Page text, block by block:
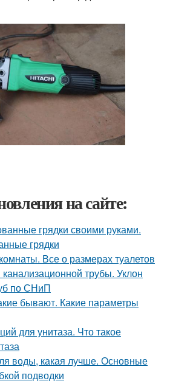
на сайте:
грядки своими руками.
грядки
Все о размерах туалетов
трубы. Уклон
по СНиП
бывают. Какие параметры
для унитаза. Что такое
воды, какая лучше. Основные
подводки